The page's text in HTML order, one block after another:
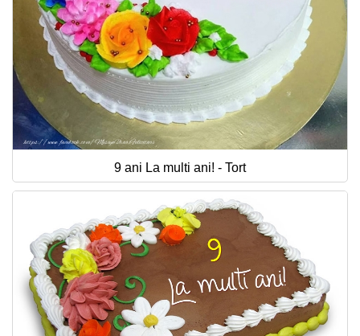
9 ani La multi ani! - Tort